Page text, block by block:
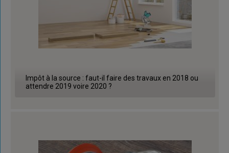
Impôt à la source : faut-il faire des travaux en 2018 ou
attendre 2019 voire 2020 ?